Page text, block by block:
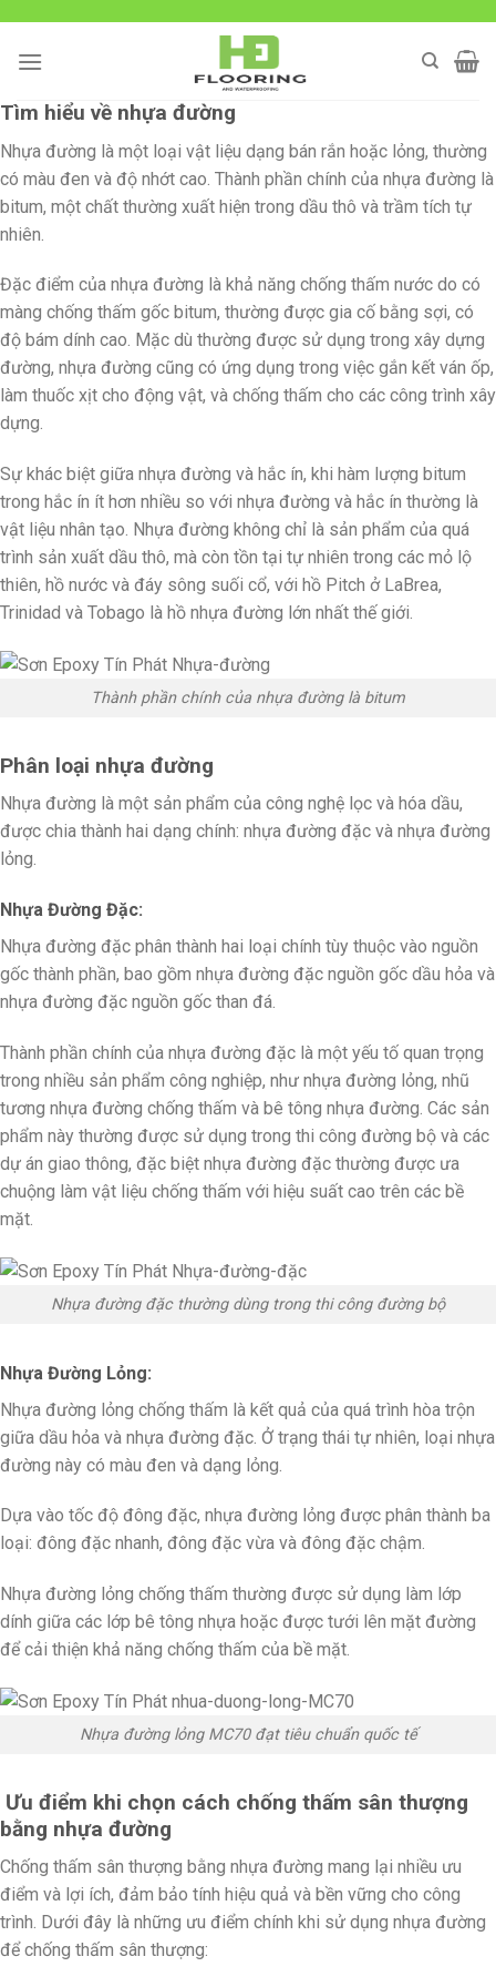
content
Tìm hiểu về nhựa đường
Nhựa đường là một loại vật liệu dạng bán rắn hoặc lỏng, thường
có màu đen và độ nhớt cao. Thành phần chính của nhựa đường là
bitum, một chất thường xuất hiện trong dầu thô và trầm tích tự
nhiên.
Đặc điểm của nhựa đường là khả năng chống thấm nước do có
màng chống thấm gốc bitum, thường được gia cố bằng sợi, có
độ bám dính cao. Mặc dù thường được sử dụng trong xây dựng
đường, nhựa đường cũng có ứng dụng trong việc gắn kết ván ốp,
làm thuốc xịt cho động vật, và chống thấm cho các công trình xây
dựng.
Sự khác biệt giữa nhựa đường và hắc ín, khi hàm lượng bitum
trong hắc ín ít hơn nhiều so với nhựa đường và hắc ín thường là
vật liệu nhân tạo. Nhựa đường không chỉ là sản phẩm của quá
trình sản xuất dầu thô, mà còn tồn tại tự nhiên trong các mỏ lộ
thiên, hồ nước và đáy sông suối cổ, với hồ Pitch ở LaBrea,
Trinidad và Tobago là hồ nhựa đường lớn nhất thế giới.
Thành phần chính của nhựa đường là bitum
Phân loại nhựa đường
Nhựa đường là một sản phẩm của công nghệ lọc và hóa dầu,
được chia thành hai dạng chính: nhựa đường đặc và nhựa đường
lỏng.
Nhựa Đường Đặc:
Nhựa đường đặc phân thành hai loại chính tùy thuộc vào nguồn
gốc thành phần, bao gồm nhựa đường đặc nguồn gốc dầu hỏa và
nhựa đường đặc nguồn gốc than đá.
Thành phần chính của nhựa đường đặc là một yếu tố quan trọng
trong nhiều sản phẩm công nghiệp, như nhựa đường lỏng, nhũ
tương nhựa đường chống thấm và bê tông nhựa đường. Các sản
phẩm này thường được sử dụng trong thi công đường bộ và các
dự án giao thông, đặc biệt nhựa đường đặc thường được ưa
chuộng làm vật liệu chống thấm với hiệu suất cao trên các bề
mặt.
Nhựa đường đặc thường dùng trong thi công đường bộ
Nhựa Đường Lỏng:
Nhựa đường lỏng chống thấm là kết quả của quá trình hòa trộn
giữa dầu hỏa và nhựa đường đặc. Ở trạng thái tự nhiên, loại nhựa
đường này có màu đen và dạng lỏng.
Dựa vào tốc độ đông đặc, nhựa đường lỏng được phân thành ba
loại: đông đặc nhanh, đông đặc vừa và đông đặc chậm.
Nhựa đường lỏng chống thấm thường được sử dụng làm lớp
dính giữa các lớp bê tông nhựa hoặc được tưới lên mặt đường
để cải thiện khả năng chống thấm của bề mặt.
Nhựa đường lỏng MC70 đạt tiêu chuẩn quốc tế
Ưu điểm khi chọn cách chống thấm sân thượng
bằng nhựa đường
Chống thấm sân thượng bằng nhựa đường mang lại nhiều ưu
điểm và lợi ích, đảm bảo tính hiệu quả và bền vững cho công
trình. Dưới đây là những ưu điểm chính khi sử dụng nhựa đường
để chống thấm sân thượng: